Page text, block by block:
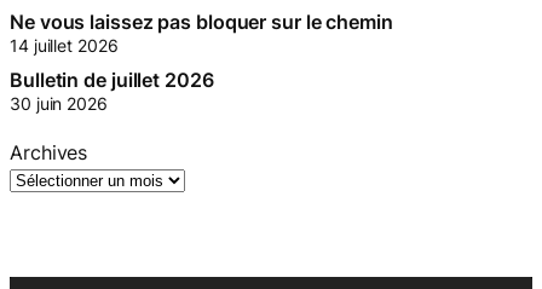
Ne vous laissez pas bloquer sur le chemin
14 juillet 2026
Bulletin de juillet 2026
30 juin 2026
Archives